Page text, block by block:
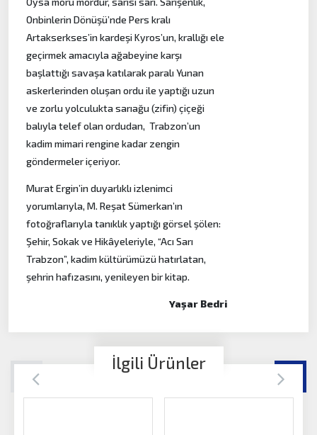
Onbinlerin Dönüşü’nde Pers kralı
Artakserkses’in kardeşi Kyros’un, krallığı ele
geçirmek amacıyla ağabeyine karşı
başlattığı savaşa katılarak paralı Yunan
askerlerinden oluşan ordu ile yaptığı uzun
ve zorlu yolculukta sarıağu (zifin) çiçeği
balıyla telef olan ordudan, Trabzon’un
kadim mimari rengine kadar zengin
göndermeler içeriyor.
Murat Ergin’in duyarlıklı izlenimci
yorumlarıyla, M. Reşat Sümerkan’ın
fotoğraflarıyla tanıklık yaptığı görsel şölen:
Şehir, Sokak ve Hikâyeleriyle, “Acı Sarı
Trabzon”, kadim kültürümüzü hatırlatan,
şehrin hafızasını, yenileyen bir kitap.
Yaşar Bedri
İlgili Ürünler